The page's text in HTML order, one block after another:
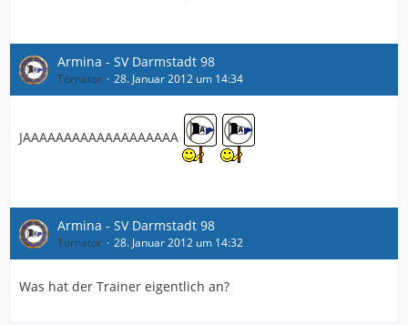
Armina - SV Darmstadt 98
Tornator 28. Januar 2012 um 14:34
JAAAAAAAAAAAAAAAAAAA
Armina - SV Darmstadt 98
Tornator 28. Januar 2012 um 14:32
Was hat der Trainer eigentlich an?